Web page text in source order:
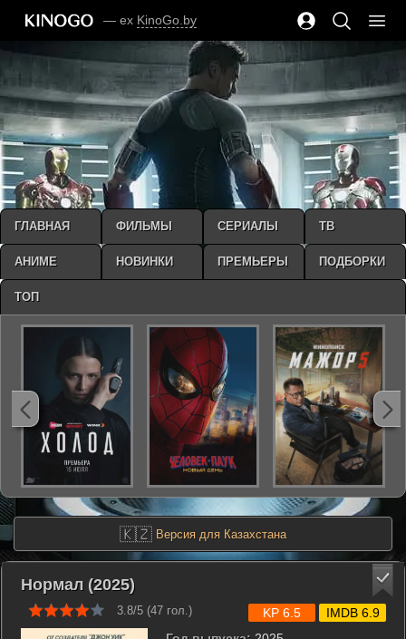
— ex KinoGo.by
🇰🇿 Версия для Казахстана
Нормал (2025)
3.8/5 (47 гол.) KP 6.5 IMDB 6.9
ГЛАВНАЯ ФИЛЬМЫ СЕРИАЛЫ ТВ
АНИМЕ НОВИНКИ ПРЕМЬЕРЫ ПОДБОРКИ
ТОП